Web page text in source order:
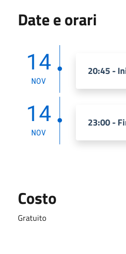
Date e orari
14
NOV
20:45 -
14
NOV
23:00 -
Costo
Gratuito